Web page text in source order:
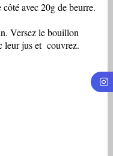
avec 20g de beurre.
Versez le bouillon
leur jus et couvrez.